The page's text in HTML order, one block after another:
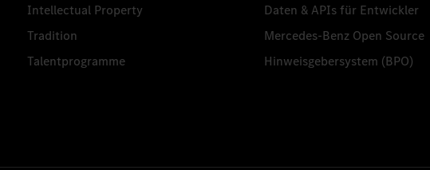
Intellectual Property
Tradition
Talentprogramme
Daten & APIs für Entwickler
Mercedes-Benz Open Source
Hinweisgebersystem (BPO)